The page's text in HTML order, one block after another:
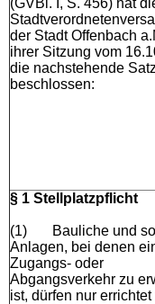
der Stadt Offenbach
ihrer Sitzung vom
die nachstehende
beschlossen:
§ 1 Stellplatzpflicht
(1)
Bauliche und
Anlagen, bei denen
Zugangs- oder
Abgangsverkehr zu
ist, dürfen nur